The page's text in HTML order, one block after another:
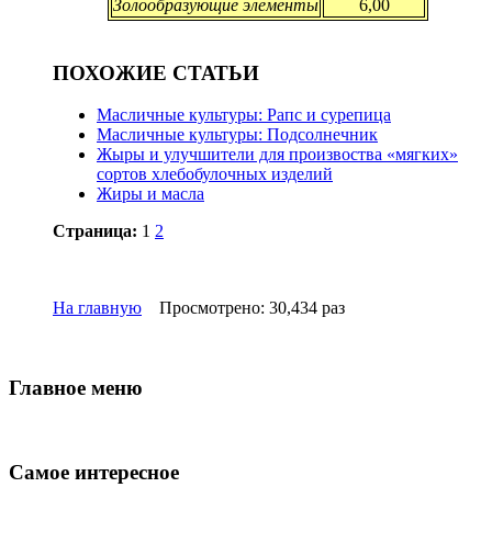
Золообразующие элементы
6,00
ПОХОЖИЕ СТАТЬИ
Масличные культуры: Рапс и сурепица
Масличные культуры: Подсолнечник
Жыры и улучшители для произвоства «мягких»
сортов хлебобулочных изделий
Жиры и масла
Страница: 1 2
На главную Просмотрено: 30,434 раз
Главное меню
Самое интересное